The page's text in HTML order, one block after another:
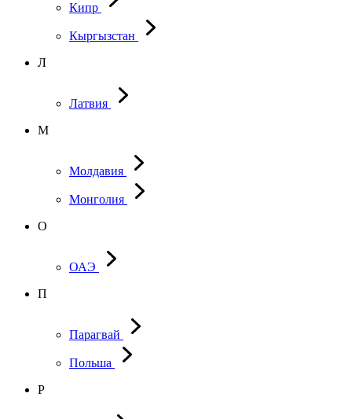
Кипр
Кыргызстан
Л
Латвия
М
Молдавия
Монголия
О
ОАЭ
П
Парагвай
Польша
Р